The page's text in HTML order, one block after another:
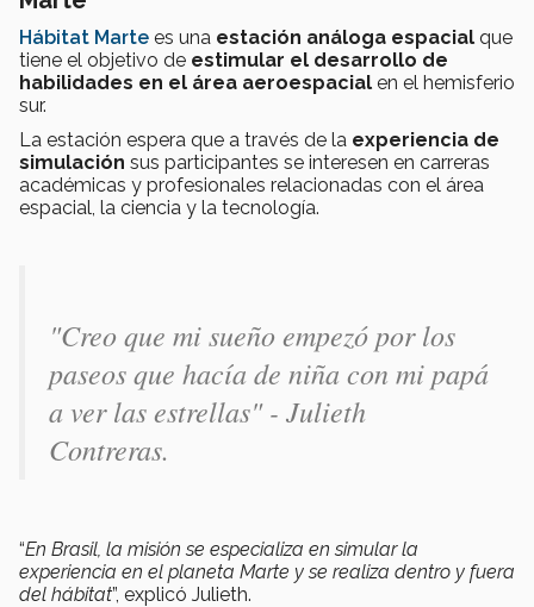
Hábitat Marte es una estación análoga espacial que
tiene el objetivo de estimular el desarrollo de
habilidades en el área aeroespacial en el hemisferio
sur.
La estación espera que a través de la experiencia de
simulación sus participantes se interesen en carreras
académicas y profesionales relacionadas con el área
espacial, la ciencia y la tecnología.
"Creo que mi sueño empezó por los
paseos que hacía de niña con mi papá
a ver las estrellas" - Julieth
Contreras.
“En Brasil, la misión se especializa en simular la
experiencia en el planeta Marte y se realiza dentro y fuera
del hábitat”, explicó Julieth.